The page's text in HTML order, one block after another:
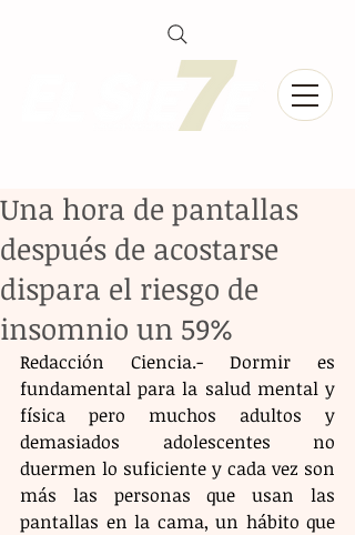
Una hora de pantallas
después de acostarse
dispara el riesgo de
insomnio un 59%
Redacción Ciencia.- Dormir es
fundamental para la salud mental y
física pero muchos adultos y
demasiados adolescentes no
duermen lo suficiente y cada vez son
más las personas que usan las
pantallas en la cama, un hábito que